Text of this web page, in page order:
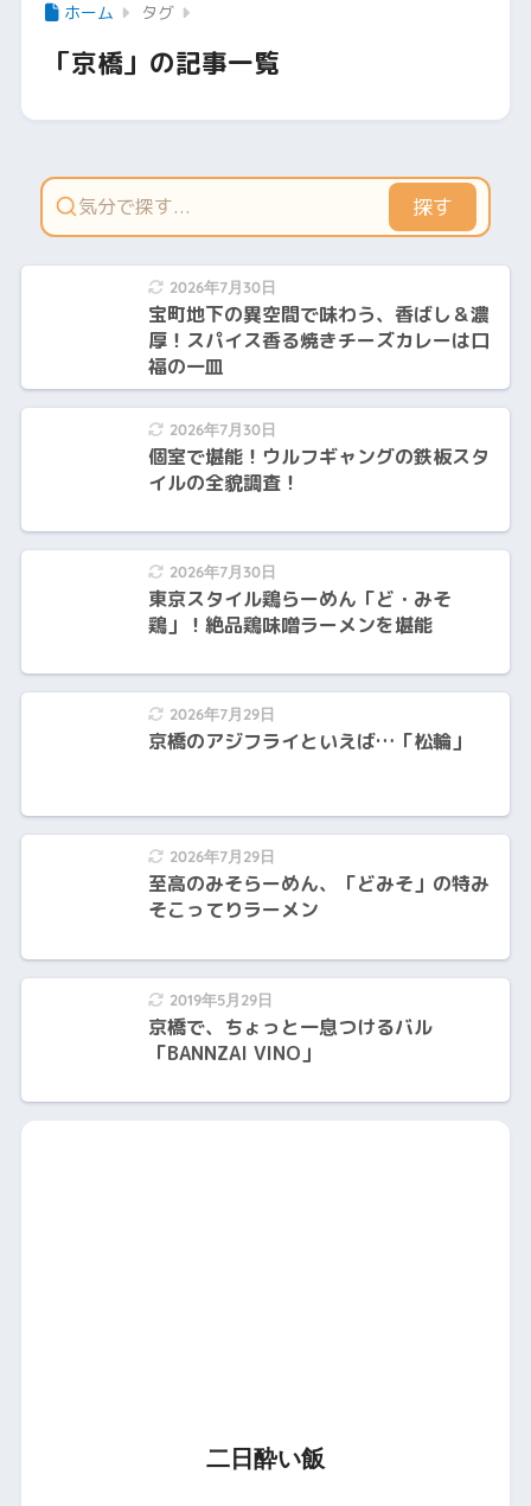
ホーム タグ
「京橋」の記事一覧
探す
2026年7月30日
宝町地下の異空間で味わう、香ばし＆濃
厚！スパイス香る焼きチーズカレーは口
福の一皿
2026年7月30日
個室で堪能！ウルフギャングの鉄板スタ
イルの全貌調査！
2026年7月30日
東京スタイル鶏らーめん「ど・みそ
鶏」！絶品鶏味噌ラーメンを堪能
2026年7月29日
京橋のアジフライといえば…「松輪」
2026年7月29日
至高のみそらーめん、「どみそ」の特み
そこってりラーメン
2019年5月29日
京橋で、ちょっと一息つけるバル
「BANNZAI VINO」
二日酔い飯